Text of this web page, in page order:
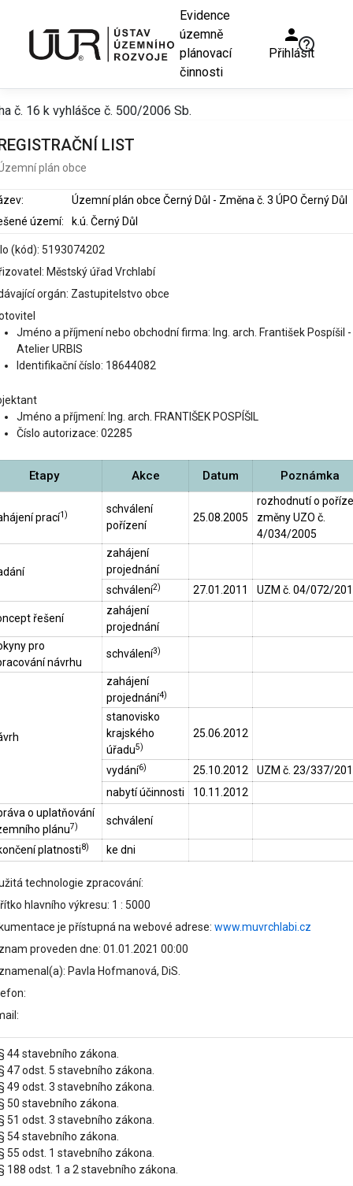
Evidence
územně
plánovací
činnosti
person
Přihlásit
help_outline
č. 16 k vyhlášce č. 500/2006 Sb.
LIST
plán obce
Územní plán obce Černý Důl - Změna č. 3 ÚPO Černý Důl
území:
k.ú. Černý Důl
(kód): 5193074202
Městský úřad Vrchlabí
orgán: Zastupitelstvo obce
Jméno a příjmení nebo obchodní firma: Ing. arch. František Pospíšil -
Atelier URBIS
Identifikační číslo: 18644082
Jméno a příjmení: Ing. arch. FRANTIŠEK POSPÍŠIL
Číslo autorizace: 02285
Etapy Akce Datum Poznámka
prací1)
schválení
pořízení
25.08.2005
rozhodnutí o
změny UZO č.
4/034/2005
zahájení
projednání
schválení2) 27.01.2011 UZM č. 04/072/
řešení
zahájení
projednání
pro
návrhu
schválení3)
zahájení
projednání4)
stanovisko
krajského
úřadu5)
25.06.2012
vydání6) 25.10.2012
UZM č. 23/337/
nabytí účinnosti
10.11.2012
o uplatňování
plánu7) schválení
platnosti8) ke dni
technologie zpracování:
hlavního výkresu: 1 : 5000
je přístupná na webové adrese: www.muvrchlabi.cz
proveden dne: 01.01.2021 00:00
Pavla Hofmanová, DiS.
44 stavebního zákona.
47 odst. 5 stavebního zákona.
49 odst. 3 stavebního zákona.
50 stavebního zákona.
51 odst. 3 stavebního zákona.
54 stavebního zákona.
55 odst. 1 stavebního zákona.
188 odst. 1 a 2 stavebního zákona.